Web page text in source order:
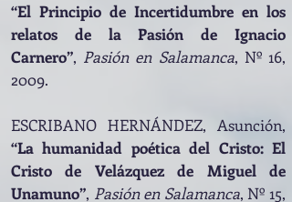
“El Principio de Incertidumbre en los
relatos de la Pasión de Ignacio
Carnero”, Pasión en Salamanca, Nº 16,
2009.
ESCRIBANO HERNÁNDEZ, Asunción,
“La humanidad poética del Cristo: El
Cristo de Velázquez de Miguel de
Unamuno”, Pasión en Salamanca, Nº 15,